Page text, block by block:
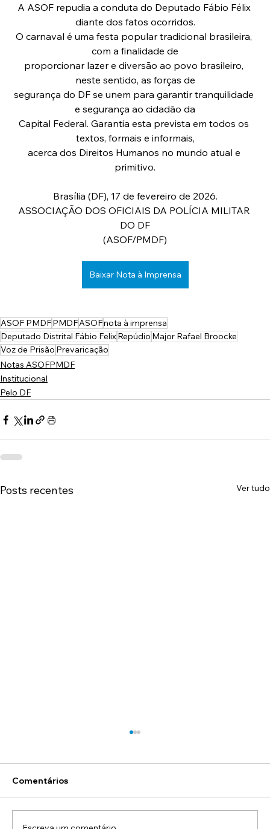
A ASOF repudia a conduta do Deputado Fábio Félix
diante dos fatos ocorridos.
O carnaval é uma festa popular tradicional brasileira,
com a finalidade de
proporcionar lazer e diversão ao povo brasileiro,
neste sentido, as forças de
segurança do DF se unem para garantir tranquilidade
e segurança ao cidadão da
Capital Federal. Garantia esta prevista em todos os
textos, formais e informais,
acerca dos Direitos Humanos no mundo atual e
primitivo.
Brasília (DF), 17 de fevereiro de 2026.
ASSOCIAÇÃO DOS OFICIAIS DA POLÍCIA MILITAR
DO DF
(ASOF/PMDF)
Baixar Nota à Imprensa
ASOF PMDFPMDFASOFnota à imprensa
Deputado Distrital Fábio FelixRepúdio Major Rafael Broocke
Voz de Prisão Prevaricação
Notas ASOFPMDF
Institucional
Pelo DF
Posts recentes Ver tudo
Comentários